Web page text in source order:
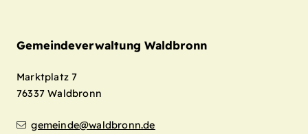
Gemeindeverwaltung Waldbronn
Marktplatz 7
76337 Waldbronn
gemeinde@waldbronn.de